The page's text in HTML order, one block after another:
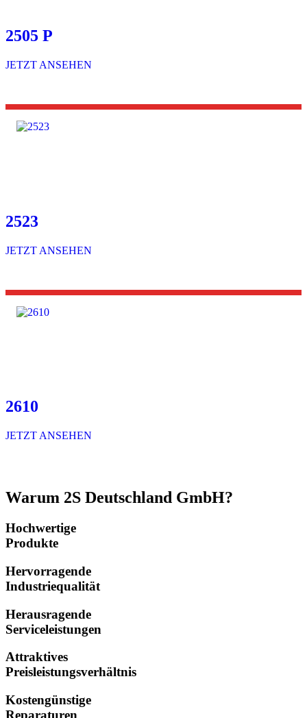
2505 P
JETZT ANSEHEN
2523
JETZT ANSEHEN
2610
JETZT ANSEHEN
Warum 2S Deutschland GmbH?
Hochwertige
Produkte
Hervorragende
Industriequalität
Herausragende
Serviceleistungen
Attraktives
Preisleistungsverhältnis
Kostengünstige
Reparaturen